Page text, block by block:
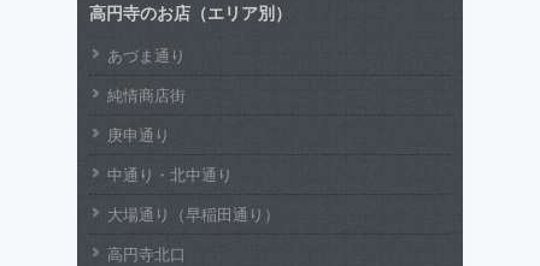
高円寺のお店（エリア別）
あづま通り
純情商店街
庚申通り
中通り・北中通り
大場通り（早稲田通り）
高円寺北口